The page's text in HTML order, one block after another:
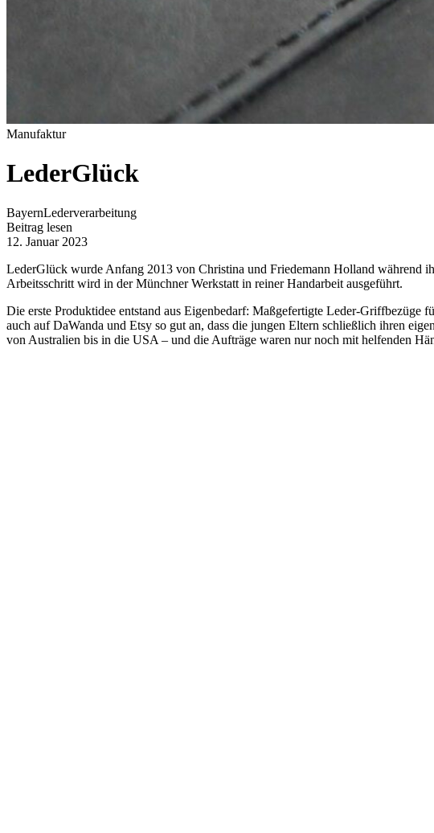
Manufaktur
LederGlück
BayernLederverarbeitung
Beitrag lesen
12. Januar 2023
LederGlück wurde Anfang 2013 von Christina und Friedemann Holland während
Arbeitsschritt wird in der Münchner Werkstatt in reiner Handarbeit ausgeführt.
Die erste Produktidee entstand aus Eigenbedarf: Maßgefertigte Leder-
auch auf DaWanda und Etsy so gut an, dass die jungen Eltern schließlich ihren
von Australien bis in die USA – und die Aufträge waren nur noch mit helfenden